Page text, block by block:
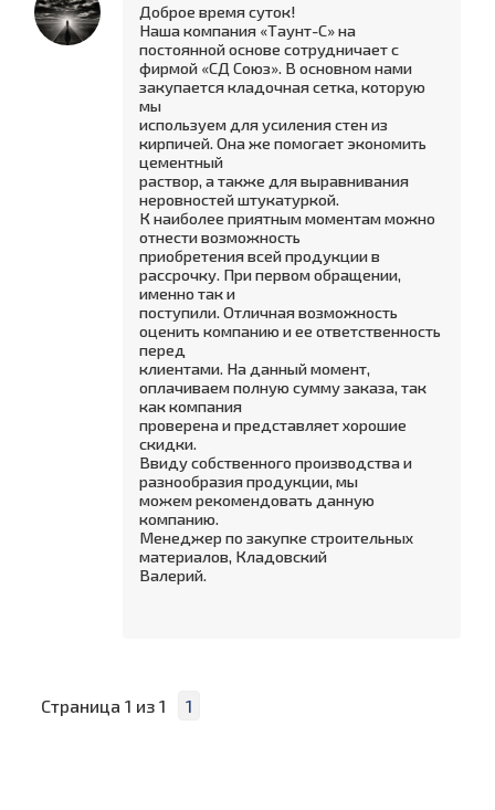
Доброе время суток!
Наша компания «Таунт-С» на
постоянной основе сотрудничает с
фирмой «СД Союз». В основном нами
закупается кладочная сетка, которую
мы
используем для усиления стен из
кирпичей. Она же помогает экономить
цементный
раствор, а также для выравнивания
неровностей штукатуркой.
К наиболее приятным моментам можно
отнести возможность
приобретения всей продукции в
рассрочку. При первом обращении,
именно так и
поступили. Отличная возможность
оценить компанию и ее ответственность
перед
клиентами. На данный момент,
оплачиваем полную сумму заказа, так
как компания
проверена и представляет хорошие
скидки.
Ввиду собственного производства и
разнообразия продукции, мы
можем рекомендовать данную
компанию.
Менеджер по закупке строительных
материалов, Кладовский
Валерий.
Страница 1 из 1 1